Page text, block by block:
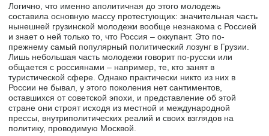
Логично, что именно аполитичная до этого молодежь
составила основную массу протестующих: значительная часть
нынешней грузинской молодежи вообще незнакома с Россией
и знает о ней только то, что Россия – оккупант. Это по-
прежнему самый популярный политический лозунг в Грузии.
Лишь небольшая часть молодежи говорит по-русски или
общается с россиянами – например, те, кто занят в
туристической сфере. Однако практически никто из них в
России не бывал, у этого поколения нет сантиментов,
оставшихся от советской эпохи, и представление об этой
стране они строят исходя из местной и международной
прессы, внутриполитических реалий и своих взглядов на
политику, проводимую Москвой.